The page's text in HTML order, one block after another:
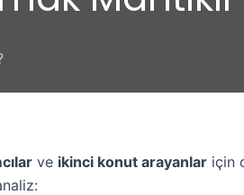
ve ikinci konut arayanlar için